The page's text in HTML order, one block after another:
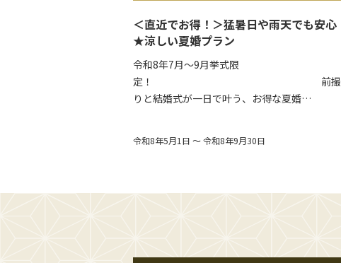
＜直近でお得！＞猛暑日や雨天でも安心
★涼しい夏婚プラン
令和8年7月～9月挙式限
定！ 前撮
りと結婚式が一日で叶う、お得な夏婚…
令和8年5月1日 ～ 令和8年9月30日